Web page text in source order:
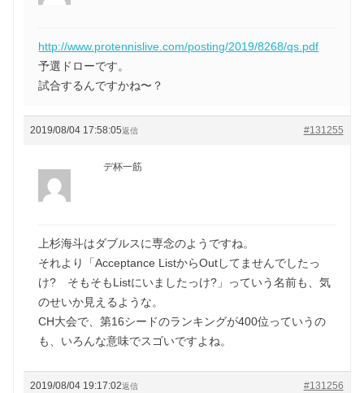
http://www.protennislive.com/posting/2019/8268/qs.pdf
予選ドローです。
試合するんですかね〜？
2019/08/04 17:58:05 #131255
返信
デ杯一筋
上杉海斗はダブルスに専念のようですね。
それより「Acceptance ListからOutしてませんでしたっ
け? そもそもListにいましたっけ?」っていう名前も、気
のせいか見えるような。
CH大会で、第16シードのランキングが400位っていうの
も、いろんな意味でスゴいですよね。
2019/08/04 19:17:02 #131256
返信